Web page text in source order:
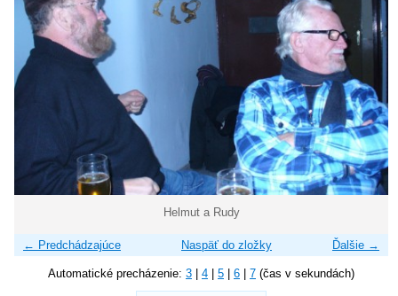
Helmut a Rudy
← Predchádzajúce Ďalšie →
Naspäť do zložky
Automatické precházenie: 3 4 5 6 7 (čas v sekundách)